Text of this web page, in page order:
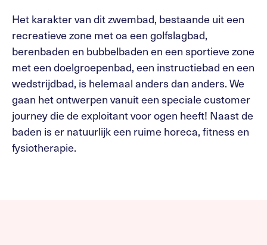
Het karakter van dit zwembad, bestaande uit een
recreatieve zone met oa een golfslagbad,
berenbaden en bubbelbaden en een sportieve zone
met een doelgroepenbad, een instructiebad en een
wedstrijdbad, is helemaal anders dan anders. We
gaan het ontwerpen vanuit een speciale customer
journey die de exploitant voor ogen heeft! Naast de
baden is er natuurlijk een ruime horeca, fitness en
fysiotherapie.